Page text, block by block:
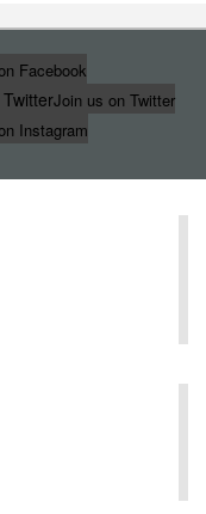
Facebook
TwitterJoin us on Twitter
Instagram